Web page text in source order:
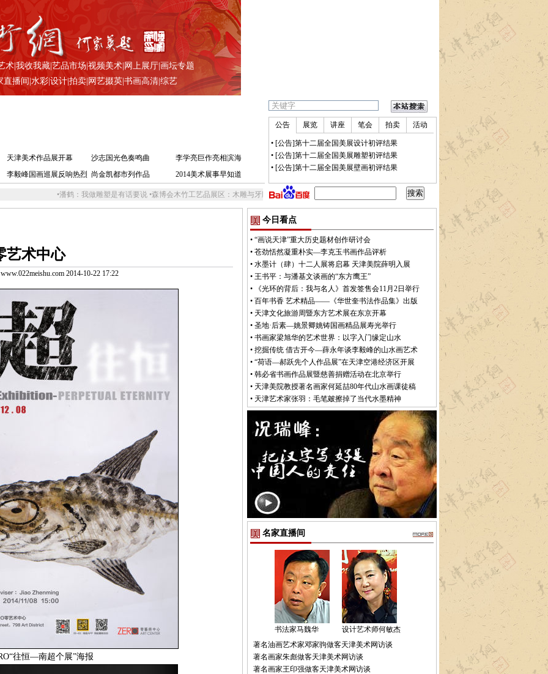
术| 我收我藏| 艺品市场 视频美术| 网上展厅| 画坛专题
直播间 水彩| 设计| 拍卖| 网艺掇英| 书画高清| 综艺
天津美术作品展开幕 沙志国光色奏鸣曲
李学亮巨作亮相滨海
李毅峰国画巡展反响热烈 尚金凯都市列作品 2014美术展事早知道
潘鹤：我做雕塑是有话要说•森博会木竹工艺品展区：木雕与牙雕争奇斗艳• 著名油画艺术家邓家驹做客天津美术网访谈 •王金忠玉雕作品：尽善尽美的花鸟俏色
公告 展览 讲座 笔会 拍卖 活动
• [公告]第十二届全国美展设计初评结果
• [公告]第十二届全国美展雕塑初评结果
• [公告]第十二届全国美展壁画初评结果
艺术中心
2014-10-22 17:22
往恒—南超个展”海报
今日看点
• “画说天津”重大历史题材创作研讨会
• 苍劲恬然凝重朴实—李克玉书画作品评析
• 水墨计（肆）十二人展将启幕 天津美院薛明入展
• 王书平：与潘基文谈画的“东方鹰王”
•
《光环的背后：我与名人》首发签售会11月2日举行
• 百年书香 艺术精品——《华世奎书法作品集》出版
• 天津文化旅游周暨东方艺术展在东京开幕
• 圣地·后素—姚景卿姚铸国画精品展寿光举行
• 书画家梁旭华的艺术世界：以字入门缘定山水
• 挖掘传统 借古开今—薛永年谈李毅峰的山水画艺术
• “荷语—郝跃先个人作品展”在天津空港经济区开展
• 韩必省书画作品展暨慈善捐赠活动在北京举行
• 天津美院教授著名画家何延喆80年代山水画课徒稿
• 天津艺术家张羽：毛笔皴擦掉了当代水墨精神
名家直播间
书法家马魏华
设计艺术师何敏杰
著名油画艺术家邓家驹做客天津美术网访谈
著名画家朱彪做客天津美术网访谈
著名画家王印强做客天津美术网访谈